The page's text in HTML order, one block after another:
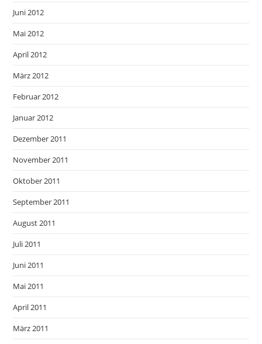
Juni 2012
Mai 2012
April 2012
März 2012
Februar 2012
Januar 2012
Dezember 2011
November 2011
Oktober 2011
September 2011
August 2011
Juli 2011
Juni 2011
Mai 2011
April 2011
März 2011